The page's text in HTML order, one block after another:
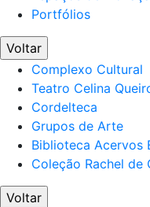
Portfólios
Voltar
Complexo Cultural
Teatro Celina
Cordelteca
Grupos de Arte
Biblioteca Acervos
Coleção Rachel de
Voltar